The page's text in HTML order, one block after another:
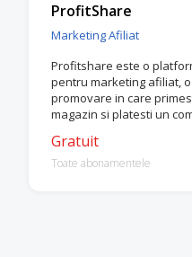
ProfitShare
Marketing Afiliat
Profitshare este o
pentru marketing afiliat,
promovare in care
magazin si platesti un
Gratuit
Toate abonamentele